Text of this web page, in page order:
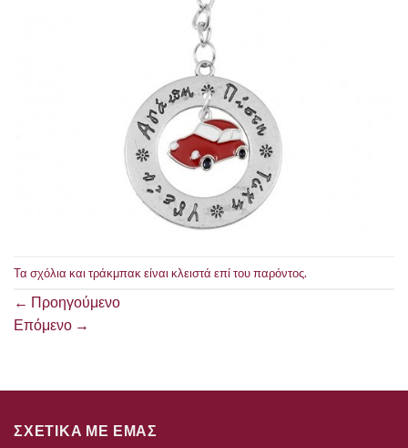
Τα σχόλια και τράκμπακ είναι κλειστά επί του παρόντος.
← Προηγούμενο
Επόμενο →
ΣΧΕΤΙΚΑ ΜΕ ΕΜΑΣ